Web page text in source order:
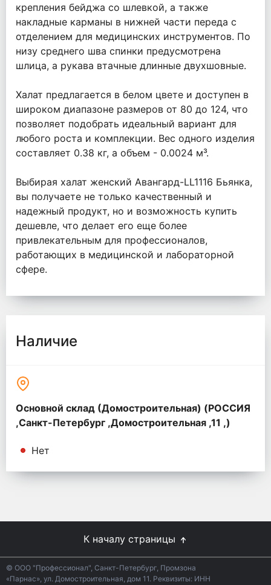
крепления бейджа со шлевкой, а также
накладные карманы в нижней части переда с
отделением для медицинских инструментов. По
низу среднего шва спинки предусмотрена
шлица, а рукава втачные длинные двухшовные.
Халат предлагается в белом цвете и доступен в
широком диапазоне размеров от 80 до 124, что
позволяет подобрать идеальный вариант для
любого роста и комплекции. Вес одного изделия
составляет 0.38 кг, а объем - 0.0024 м³.
Выбирая халат женский Авангард-LL1116 Бьянка,
вы получаете не только качественный и
надежный продукт, но и возможность купить
дешевле, что делает его еще более
привлекательным для профессионалов,
работающих в медицинской и лабораторной
сфере.
Наличие
Основной склад (Домостроительная) (РОССИЯ
,Санкт-Петербург ,Домостроительная ,11 ,)
Нет
К началу страницы
© ООО "Профессионал", Санкт-Петербург, Промзона
«Парнас», ул. Домостроительная, дом 11. Реквизиты: ИНН